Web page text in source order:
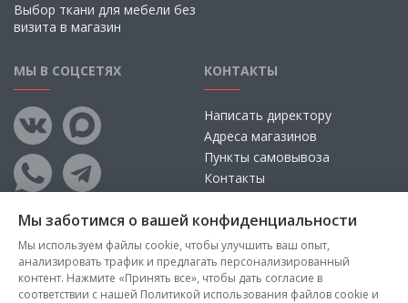
Выбор ткани для мебели без
визита в магазин
МЫ В СОЦСЕТЯХ КОНТАКТЫ
Написать директору
Адреса магазинов
Пункты самовывоза
Контакты
Мы заботимся о вашей конфиденциальности
Мы используем файлы cookie, чтобы улучшить ваш опыт,
анализировать трафик и предлагать персонализированный
контент. Нажмите «Принять все», чтобы дать согласие в
соответствии с нашей Политикой использования файлов cookie и